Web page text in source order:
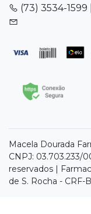
(73) 3534-1599 |
Macela Dourada
CNPJ: 03.703.233/
reservados |
de S. Rocha - CRF-